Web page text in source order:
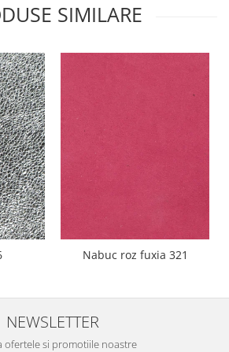
SIMILARE
Nabuc roz fuxia 321
NEWSLETTER
ofertele si promotiile noastre